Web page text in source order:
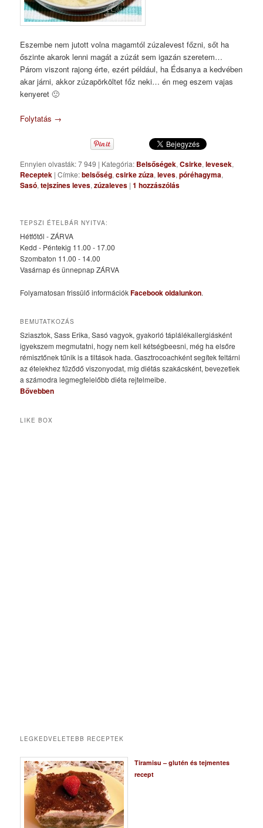
Eszembe nem jutott volna magamtól zúzalevest főzni, sőt ha
őszinte akarok lenni magát a zúzát sem igazán szeretem…
Párom viszont rajong érte, ezért például, ha Édsanya a kedvében
akar járni, akkor zúzapörköltet főz neki… én meg eszem vajas
kenyeret 🙂
Folytatás →
Ennyien olvasták: 7 949 | Kategória: Belsőségek,Csirke,levesek,
Receptek |Címke:belsőség,csirke zúza,leves,póréhagyma,
Sasó,tejszínes leves,zúzaleves |1 hozzászólás
TEPSZI ÉTELBÁR NYITVA:
Hétfőtől - ZÁRVA
Kedd - Péntekig 11.00 - 17.00
Szombaton 11.00 - 14.00
Vasárnap és ünnepnap ZÁRVA
Folyamatosan frissülő információkFacebook oldalunkon.
BEMUTATKOZÁS
Sziasztok, Sass Erika, Sasó vagyok, gyakorló táplálékallergiásként
igyekszem megmutatni, hogy nem kell kétségbeesni, még ha elsőre
rémisztőnek tűnik is a tiltások hada. Gasztrocoachként segítek feltárni
az ételekhez fűződő viszonyodat, míg diétás szakácsként, bevezetlek
a számodra legmegfelelőbb diéta rejtelmeibe.
Bővebben
LIKE BOX
LEGKEDVELETEBB RECEPTEK
Tiramisu – glutén és tejmentes
recept